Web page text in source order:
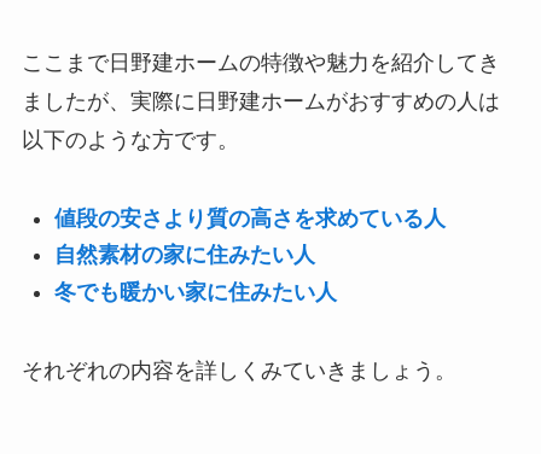
ここまで日野建ホームの特徴や魅力を紹介してき
ましたが、実際に日野建ホームがおすすめの人は
以下のような方です。
値段の安さより質の高さを求めている人
自然素材の家に住みたい人
冬でも暖かい家に住みたい人
それぞれの内容を詳しくみていきましょう。